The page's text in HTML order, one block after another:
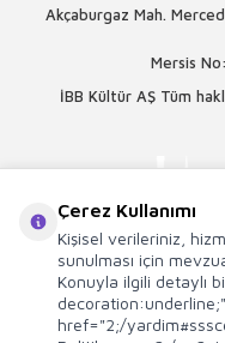
Akçaburgaz Mah.
Mersis
İBB Kültür AŞ Tüm
Çerez Kullanımı
Kişisel verileriniz,
sunulması için
Konuyla ilgili detaylı
href="2;/